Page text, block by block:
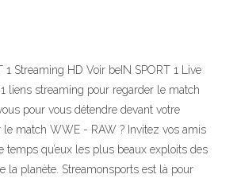
1 Streaming HD Voir beIN SPORT 1 Live
liens streaming pour regarder le match
pour vous détendre devant votre
le match WWE - RAW ? Invitez vos amis
temps qu’eux les plus beaux exploits des
la planète. Streamonsports est là pour